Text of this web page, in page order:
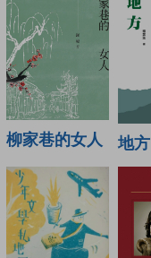
柳家巷的女人 地方